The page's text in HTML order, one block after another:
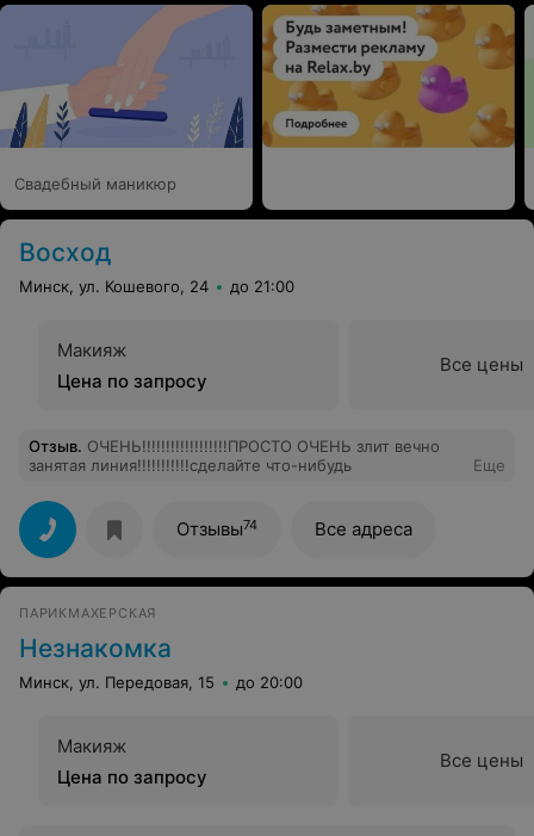
Свадебный маникюр
Восход
Минск, ул. Кошевого, 24 до 21:00
Макияж
Цена по запросу
Все цены
Отзыв. ОЧЕНЬ!!!!!!!!!!!!!!!!!!ПРОСТО ОЧЕНЬ злит вечно
занятая линия!!!!!!!!!!! сделайте что-нибудь
Еще
Отзывы74 Все адреса
ПАРИКМАХЕРСКАЯ
Незнакомка
Минск, ул. Передовая, 15 до 20:00
Макияж
Цена по запросу
Все цены